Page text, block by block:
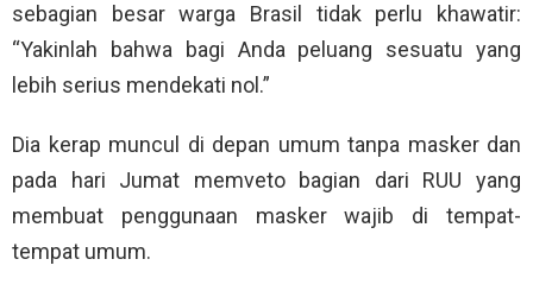
sebagian besar warga Brasil tidak perlu khawatir:
“Yakinlah bahwa bagi Anda peluang sesuatu yang
lebih serius mendekati nol.”
Dia kerap muncul di depan umum tanpa masker dan
pada hari Jumat memveto bagian dari RUU yang
membuat penggunaan masker wajib di tempat-
tempat umum.